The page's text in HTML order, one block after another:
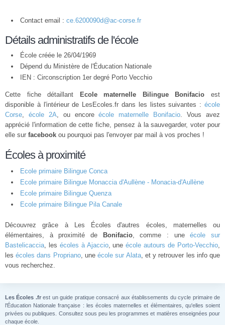
Contact email : ce.6200090d@ac-corse.fr
Détails administratifs de l'école
École créée le 26/04/1969
Dépend du Ministère de l'Éducation Nationale
IEN : Circonscription 1er degré Porto Vecchio
Cette fiche détaillant Ecole maternelle Bilingue Bonifacio est
disponible à l'intérieur de LesEcoles.fr dans les listes suivantes : école
Corse, école 2A, ou encoreécole maternelle Bonifacio. Vous avez
apprécié l'information de cette fiche, pensez à la sauvegarder, voter pour
elle sur facebook ou pourquoi pas l'envoyer par mail à vos proches !
Écoles à proximité
Ecole primaire Bilingue Conca
Ecole primaire Bilingue Monaccia d'Aullène - Monacia-d'Aullène
Ecole primaire Bilingue Quenza
Ecole primaire Bilingue Pila Canale
Découvrez grâce à Les Écoles d'autres écoles, maternelles ou
élémentaires, à proximité de
Bonifacio, comme : uneécole sur
Bastelicaccia, les écoles à Ajaccio, uneécole autours de Porto-Vecchio,
lesécoles dans Propriano, uneécole sur Alata, et y retrouver les info que
vous recherchez.
Les Écoles .frest un guide pratique consacré aux établissements du cycle primaire de
l'Éducation Nationale française : les écoles maternelles et élémentaires, qu'elles soient
privées ou publiques. Consultez sous peu les programmes et matières enseignées pour
chaque école.